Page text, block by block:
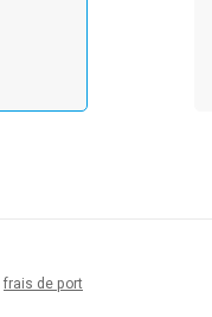
frais de port